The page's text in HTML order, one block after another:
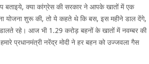
बताइये, क्या कांग्रेस की सरकार ने आपके खातों में एक
योजना शुरू की, तो ये कहते थे कि बस, इस महीने डाल देंगे,
रहे। आज भी 1.29 करोड़ बहनों के खातों में नवम्बर की
प्रधानमंत्री नरेंद्र मोदी ने हर बहन को उज्जवला गैस